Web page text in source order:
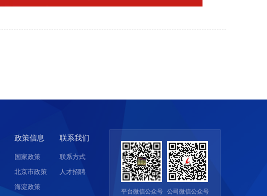
政策信息
国家政策
北京市政策
海淀政策
联系我们
联系方式
人才招聘
平台微信公众号 公司微信公众号